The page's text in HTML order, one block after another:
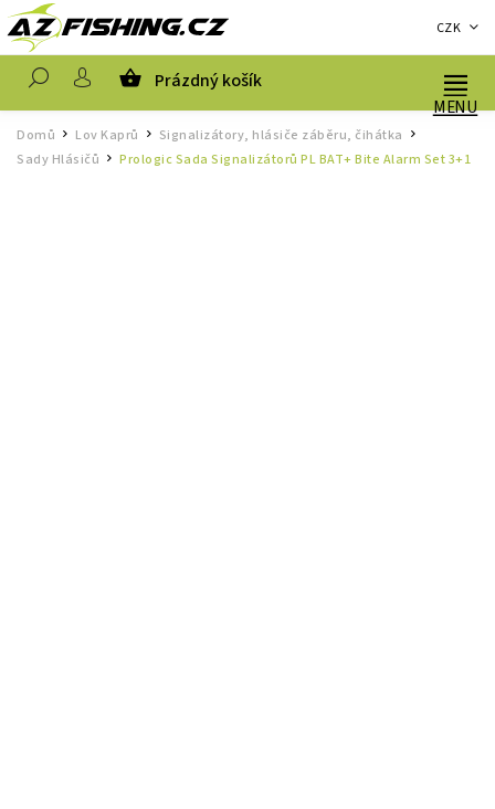
CZK
Prázdný košík
Domů / Lov Kaprů Signalizátory, hlásiče záběru, čihátka
Sady Hlásičů / Prologic Sada Signalizátorů PL BAT+ Bite Alarm Set 3+1